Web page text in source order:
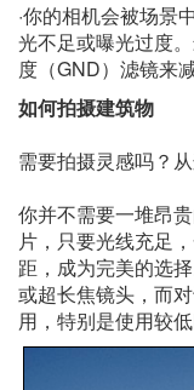
·你的相机会被场景
光不足或曝光过度
度（GND）滤镜来
如何拍摄建筑物
需要拍摄灵感吗？
你并不需要一堆昂
片，只要光线充足
距，成为完美的选
或超长焦镜头，而
用，特别是使用较